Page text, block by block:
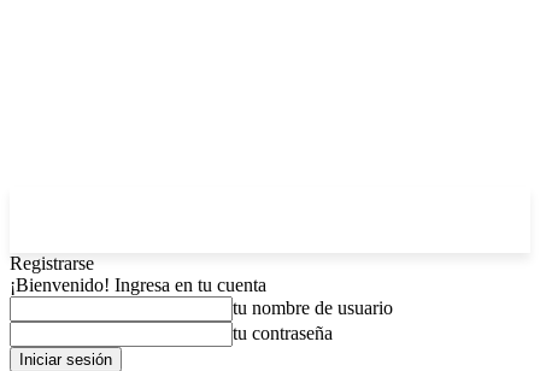
Registrarse
¡Bienvenido! Ingresa en tu cuenta
tu nombre de usuario
tu contraseña